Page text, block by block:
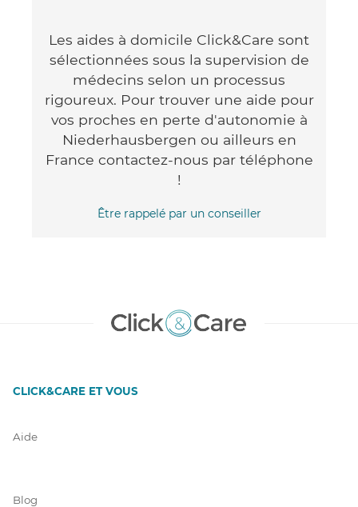
Les aides à domicile Click&Care sont
sélectionnées sous la supervision de
médecins selon un processus
rigoureux. Pour trouver une aide pour
vos proches en perte d'autonomie à
Niederhausbergen ou ailleurs en
France contactez-nous par téléphone
!
Être rappelé par un conseiller
CLICK&CARE ET VOUS
Aide
Blog